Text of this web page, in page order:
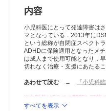
ADHDの二次障害 （安原昭博
ADHDの薬物療法 （安原昭博
自閉症の診断をめぐる問題点
高機能自閉症の診断基準 （
高機能自閉症の二次障害 （渡
高機能自閉症の薬物療法 （
学習障害の診断基準 （平谷
学習障害への対応 （平谷美智
発達障害における診断の重な
発達障害における睡眠関連病
発達障害の脳画像所見 （橋本
内容
小児科医にとって発達障害は
マとなっている．2013年に
という総称が自閉症スペクト
ADHDに保険適用となったメ
は成人まで使用可能となり，
切れなく治療・支援にあたる
あわせて読む → 「小児科
※本製品はPCでの閲覧も可能で
製品のご購入後、「購入済ラ
すべてを表示